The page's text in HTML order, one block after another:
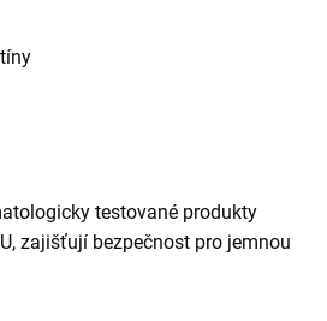
testované produkty
zajišťují bezpečnost pro jemnou